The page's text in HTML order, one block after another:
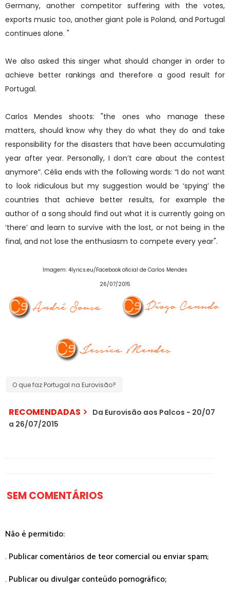
Germany, another competitor suffering with the votes,
exports music too, another giant pole is Poland, and Portugal
continues alone. "
We also asked this singer what should changer in order to
achieve better rankings and therefore a good result for
Portugal.
Carlos Mendes shoots: "the ones who manage these
matters, should know why they do what they do and take
responsibility for the disasters that have been accumulating
year after year. Personally, I don’t care about the contest
anymore”. Célia ends with the following words: “I do not want
to look ridiculous but my suggestion would be ‘spying’ the
countries that achieve better results, for example the
author of a song should find out what it is currently going on
‘there’ and learn to survive with the lost, or not being in the
final, and not lose the enthusiasm to compete every year".
Imagem: 4lyrics.eu/Facebook oficial de Carlos Mendes
26/07/2015
O que faz Portugal na Eurovisão?
RECOMENDADAS
Da Eurovisão aos Palcos - 20/07
a 26/07/2015
SEM COMENTÁRIOS
Não é permitido:
. Publicar comentários de teor comercial ou enviar spam;
. Publicar ou divulgar conteúdo pornográfico;